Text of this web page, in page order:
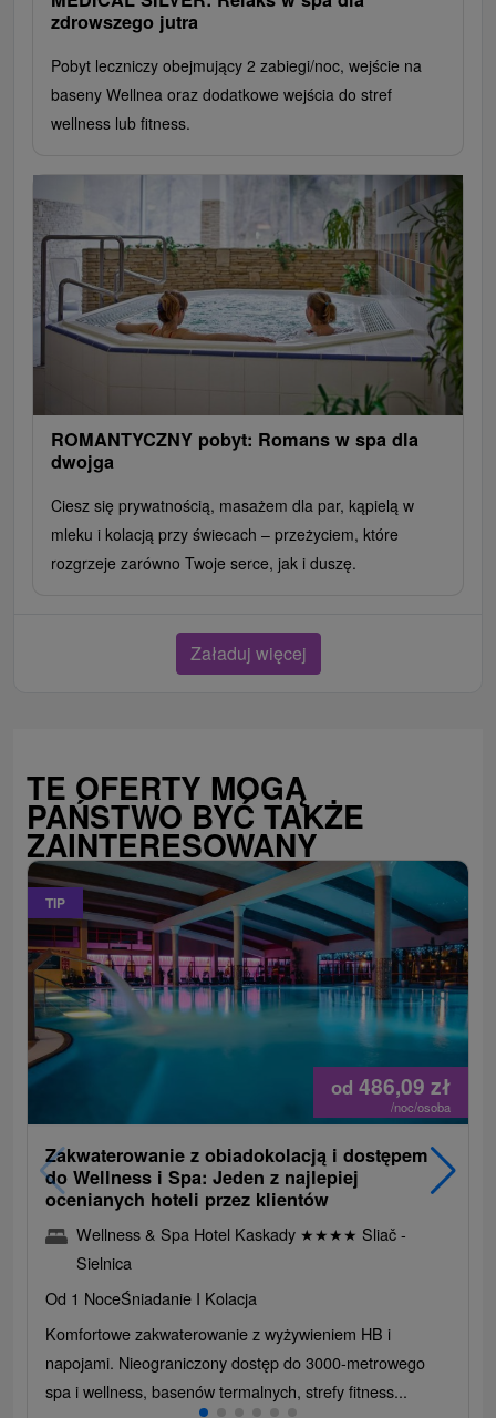
zdrowszego jutra
Pobyt leczniczy obejmujący 2 zabiegi/noc, wejście na
baseny Wellnea oraz dodatkowe wejścia do stref
wellness lub fitness.
ROMANTYCZNY pobyt: Romans w spa dla
dwojga
Ciesz się prywatnością, masażem dla par, kąpielą w
mleku i kolacją przy świecach – przeżyciem, które
rozgrzeje zarówno Twoje serce, jak i duszę.
Załaduj więcej
TE OFERTY MOGĄ
PAŃSTWO BYĆ TAKŻE
ZAINTERESOWANY
TIP
od 486,09 zł
/noc/osoba
Zakwaterowanie z obiadokolacją i dostępem
do Wellness i Spa: Jeden z najlepiej
ocenianych hoteli przez klientów
Wellness & Spa Hotel Kaskady ★★★★ Sliač -
Sielnica
Od 1 NoceŚniadanie I Kolacja
Komfortowe zakwaterowanie z wyżywieniem HB i
napojami. Nieograniczony dostęp do 3000-metrowego
spa i wellness, basenów termalnych, strefy fitness...